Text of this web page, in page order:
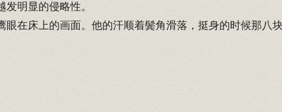
明显的侵略性。
在床上的画面。他的汗顺着鬓角滑落，挺身的时候那八